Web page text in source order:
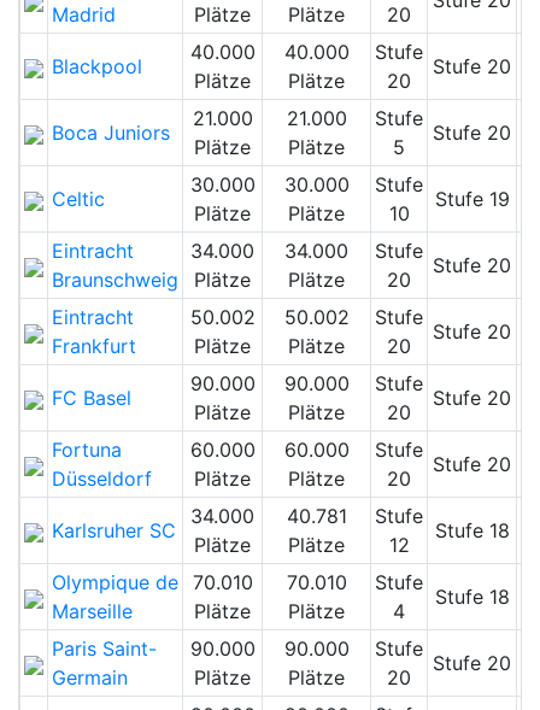
Madrid Plätze Plätze 20
Blackpool
40.000
Plätze
40.000
Plätze
Stufe
20
Stufe 20
Boca Juniors
21.000
Plätze
21.000
Plätze
Stufe
5
Stufe 20
Celtic
30.000
Plätze
30.000
Plätze
Stufe
10
Stufe 19
Eintracht
Braunschweig
34.000
Plätze
34.000
Plätze
Stufe
20
Stufe 20
Eintracht
Frankfurt
50.002
Plätze
50.002
Plätze
Stufe
20
Stufe 20
FC Basel
90.000
Plätze
90.000
Plätze
Stufe
20
Stufe 20
Fortuna
Düsseldorf
60.000
Plätze
60.000
Plätze
Stufe
20
Stufe 20
Karlsruher SC
34.000
Plätze
40.781
Plätze
Stufe
12
Stufe 18
Olympique de
Marseille
70.010
Plätze
70.010
Plätze
Stufe
4
Stufe 18
Paris Saint-
Germain
90.000
Plätze
90.000
Plätze
Stufe
20
Stufe 20